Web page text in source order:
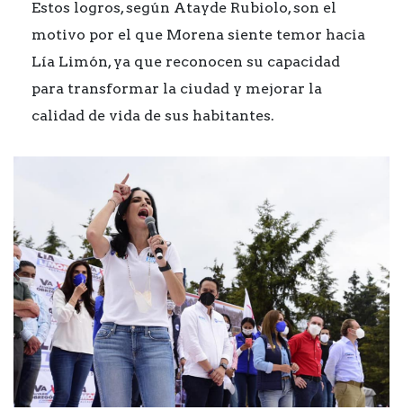
Estos logros, según Atayde Rubiolo, son el
motivo por el que Morena siente temor hacia
Lía Limón, ya que reconocen su capacidad
para transformar la ciudad y mejorar la
calidad de vida de sus habitantes.